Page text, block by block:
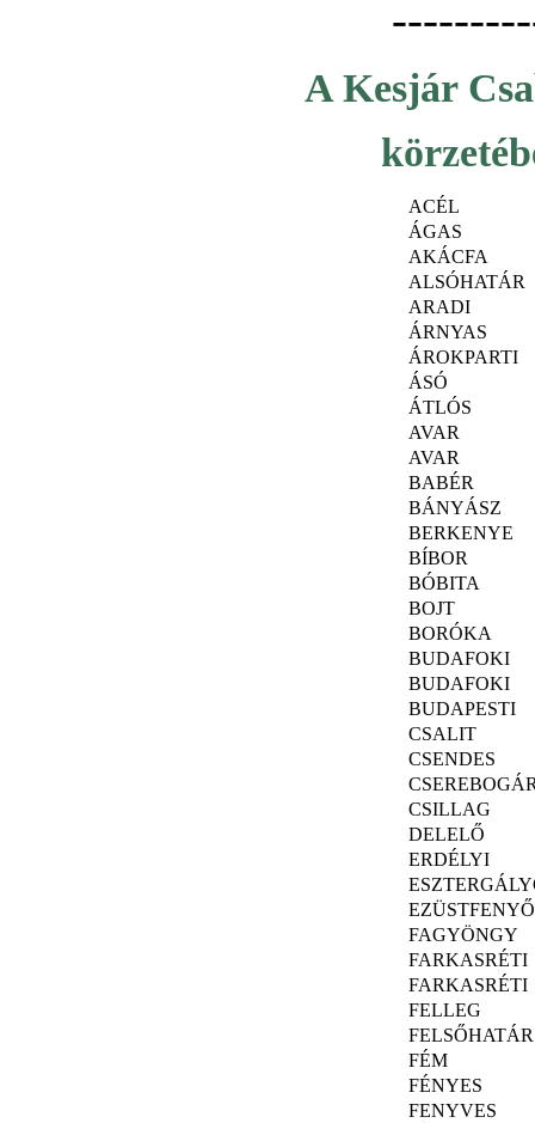
A Kesjár
ACÉL
ÁGAS
AKÁCFA
ALSÓHATÁR
ARADI
ÁRNYAS
ÁROKPARTI
ÁSÓ
ÁTLÓS
AVAR
AVAR
BABÉR
BÁNYÁSZ
BERKENYE
BÍBOR
BÓBITA
BOJT
BORÓKA
BUDAFOKI
BUDAFOKI
BUDAPESTI
CSALIT
CSENDES
CSILLAG
DELELŐ
ERDÉLYI
EZÜSTFENYŐ
FAGYÖNGY
FARKASRÉTI
FARKASRÉTI
FELLEG
FELSŐHATÁR
FÉM
FÉNYES
FENYVES